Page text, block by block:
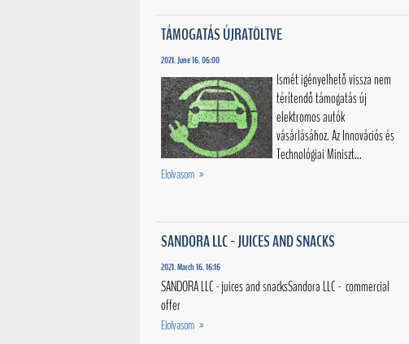
TÁMOGATÁS ÚJRATÖLTVE
2021. June 16. 06:00
Ismét igényelhető vissza nem
térítendő támogatás új
elektromos autók
vásárlásához. Az Innovációs és
Technológiai Miniszt...
Elolvasom »
SANDORA LLC - JUICES AND SNACKS
2021. March 16. 16:16
SANDORA LLC - juices and snacksSandora LLC - commercial
offer
Elolvasom »